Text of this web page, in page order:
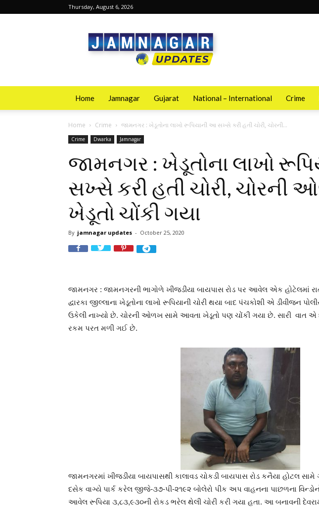
Thursday, August 6, 2026
Jamnagarupdates
Home Jamnagar Gujarat National – International Crime
Home Crime જામનગર : ખેડૂતોના લાખો રૂપિયાની આ સખ્સે કરી હતી ચોરી, ચોરની...
Crime Dwarka Jamnagar
જામનગર : ખેડૂતોના લાખો
સખ્સે કરી હતી ચોરી, ચોરની
ખેડૂતો ચોંકી ગયા
By jamnagar updates - October 25, 2020
જામનગર : જામનગરની ભાગોળે ખીજડીયા બાયપાસ રોડ પર આવેલ એક હોટેલમાં
દ્વારકા જીલ્લાના ખેડૂતોના લાખો રૂપિયાની ચોરી થયા બાદ પંચકોશી એ ડીવીજન
ઉકેલી નાખ્યો છે. ચોરની ઓળખ સામે આવતા ખેડૂતો પણ ચોંકી ગયા છે. સારી વાત એ
રકમ પરત મળી ગઈ છે.
જામનગરમાં ખીજડીયા બાયપાસથી કાલાવડ ચોકડી બાયપાસ રોડ કનૈયા હોટલ સામે
દસેક વાગ્યે પાર્ક કરેલ જીજે-૩૭-પી-૨૧૯૨ બોલેરો પીક અપ વાહનના પાછળના
આવેલ રૂપિયા ૩,૮૩,૯૩૦ની રોકડ ભરેલ થેલી ચોરી કરી ગયા હતા. આ બનાવની